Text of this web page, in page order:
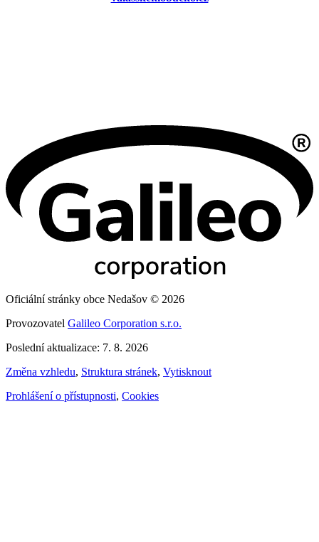
Oficiální stránky obce Nedašov © 2026
Provozovatel Galileo Corporation s.r.o.
Poslední aktualizace: 7. 8. 2026
Změna vzhledu, Struktura stránek, Vytisknout
Prohlášení o přístupnosti, Cookies